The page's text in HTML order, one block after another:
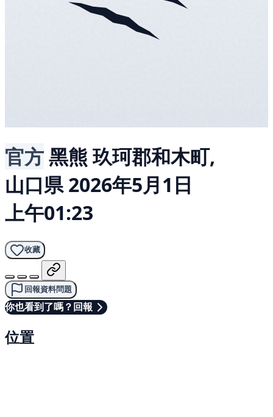
官方黑熊 玖珂郡和木町,
山口県 2026年5月1日
上午01:23
收藏
回報資料問題
你也看到了嗎？回報
位置